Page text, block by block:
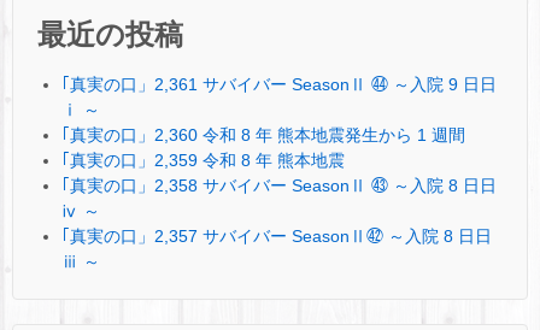
最近の投稿
｢真実の口」2,361 サバイバー SeasonⅡ ㊹ ～入院 9 日日
ⅰ ～
｢真実の口」2,360 令和 8 年 熊本地震発生から 1 週間
｢真実の口」2,359 令和 8 年 熊本地震
｢真実の口」2,358 サバイバー SeasonⅡ ㊸ ～入院 8 日日
ⅳ ～
｢真実の口」2,357 サバイバー SeasonⅡ㊷ ～入院 8 日日
ⅲ ～